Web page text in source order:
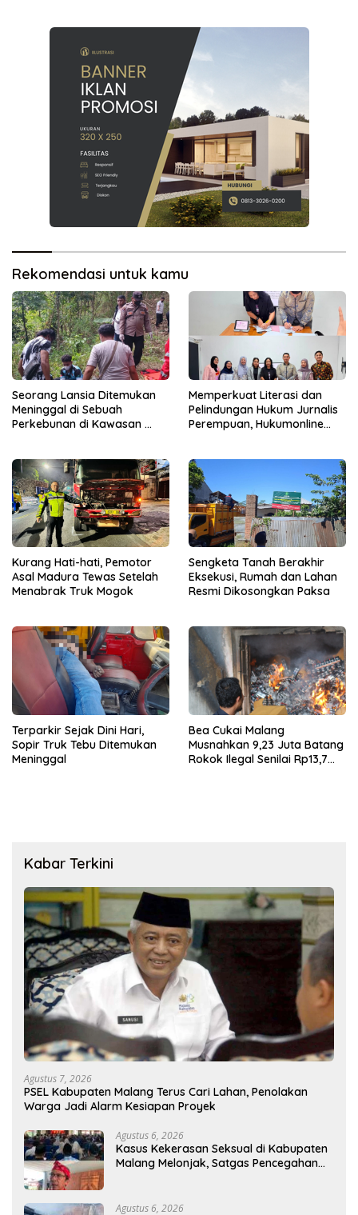
Rekomendasi untuk kamu
Seorang Lansia Ditemukan
Meninggal di Sebuah
Perkebunan di Kawasan
Memperkuat Literasi dan
Pelindungan Hukum Jurnalis
Perempuan, Hukumonline
Kurang Hati-hati, Pemotor
Asal Madura Tewas Setelah
Menabrak Truk Mogok
Sengketa Tanah Berakhir
Eksekusi, Rumah dan Lahan
Resmi Dikosongkan Paksa
Terparkir Sejak Dini Hari,
Sopir Truk Tebu Ditemukan
Meninggal
Bea Cukai Malang
Musnahkan 9,23 Juta Batang
Rokok Ilegal Senilai Rp13,7
Kabar Terkini
Agustus 7, 2026
PSEL Kabupaten Malang Terus Cari Lahan, Penolakan
Warga Jadi Alarm Kesiapan Proyek
Agustus 6, 2026
Kasus Kekerasan Seksual di Kabupaten
Malang Melonjak, Satgas Pencegahan
Agustus 6, 2026